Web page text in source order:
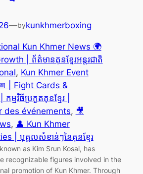
—bykunkhmerboxing
Kun Khmer News 🌍
| ព័ត៌មានគុនខ្មែរអន្តរជាតិ
, Kun Khmer Event
| Fight Cards &
ម្មវិធីប្រកួតគុនខ្មែរ |
des événements, 🎥
, 👤 Kun Khmer
| បុគ្គលសំខាន់ៗនៃគុនខ្មែរ
as Kim Srun Kosal, has
recognizable figures involved in the
promotion of Kun Khmer. Through